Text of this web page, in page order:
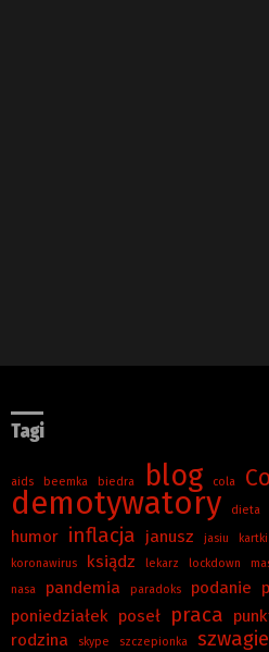
Tagi
aids beemka biedra blog cola
demotywatory dieta
humor inflacja janusz jasiu kartki
koronawirus ksiądz lekarz lockdown
nasa pandemia paradoks podanie
poniedziałek poseł praca
rodzina skype szczepionka